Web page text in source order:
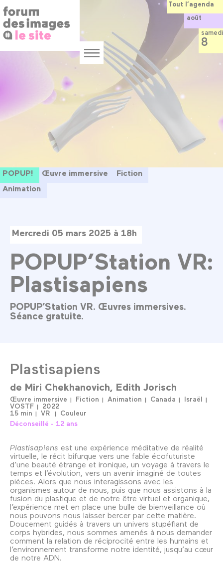
au
contenu
principal
Menu
POPUP! Œuvre immersive
Fiction
Animation
Mercredi 05 mars 2025 à 18h
POPUP’Station VR:
Plastisapiens
POPUP’Station VR. Œuvres immersives.
Séance gratuite.
Plastisapiens
de Miri Chekhanovich Edith Jorisch
Œuvre immersive Fiction Animation Canada
Israël
VOSTF
2022
15 min
VR
Couleur
Déconseillé - 12 ans
Plastisapiens est une expérience méditative de réalité
virtuelle, le récit bifurque vers une fable écofuturiste
d’une beauté étrange et ironique, un voyage à travers le
temps et l’évolution, vers un avenir imaginé de toutes
pièces. Alors que nous interagissons avec les
organismes autour de nous, puis que nous assistons à la
fusion du plastique et de notre être virtuel et organique,
l’expérience met en place une bulle de bienveillance où
nous pouvons nous laisser bercer par cette matière.
Doucement guidés à travers un univers stupéfiant de
corps hybrides, nous sommes amenés à nous demander
comment la relation de réciprocité entre les humains et
l’environnement transforme notre identité, jusqu’au cœur
de notre ADN.
Tout l’agenda
août
samedi
8